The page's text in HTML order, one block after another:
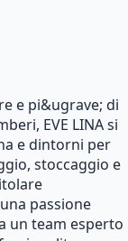
e pi&ugrave; di
EVE LINA si
e dintorni per
stoccaggio e
passione
un team esperto